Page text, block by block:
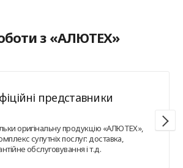
з «АЛЮТЕХ»
представники
оригінальну продукцію «АЛЮТЕХ»,
супутніх послуг: доставка,
обслуговування і т.д.